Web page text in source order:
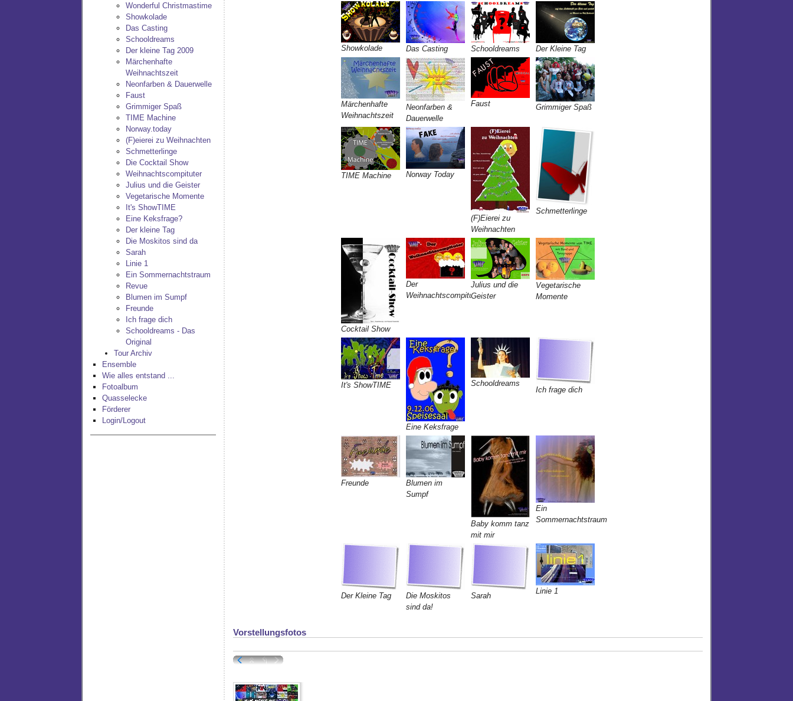
Wonderful Christmastime
Showkolade
Das Casting
Schooldreams
Der kleine Tag 2009
Märchenhafte
Weihnachtszeit
Neonfarben & Dauerwelle
Faust
Grimmiger Spaß
TIME Machine
Norway.today
(F)eierei zu Weihnachten
Schmetterlinge
Die Cocktail Show
Weihnachtscompituter
Julius und die Geister
Vegetarische Momente
It's ShowTIME
Eine Keksfrage?
Der kleine Tag
Die Moskitos sind da
Sarah
Linie 1
Ein Sommernachtstraum
Revue
Blumen im Sumpf
Freunde
Ich frage dich
Schooldreams - Das
Original
Tour Archiv
Ensemble
Wie alles entstand ...
Fotoalbum
Quasselecke
Förderer
Login/Logout
Showkolade Das Casting Schooldreams Der Kleine Tag
Märchenhafte
Weihnachtszeit
Neonfarben &
Dauerwelle
Faust Grimmiger Spaß
TIME Machine Norway Today
(F)Eierei zu
Weihnachten
Schmetterlinge
Cocktail Show
Der
Weihnachtscompituter
Julius und die
Geister
Vegetarische
Momente
It's ShowTIME
Eine Keksfrage
Schooldreams
Ich frage dich
Freunde
Blumen im
Sumpf
Baby komm tanz
mit mir
Ein
Sommernachtstraum
Der Kleine Tag
Die Moskitos
sind da!
Sarah
Linie 1
Vorstellungsfotos